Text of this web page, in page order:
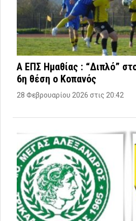
Α ΕΠΣ Ημαθίας : “Διπλό”
6η θέση ο Κοπανός
28 Φεβρουαρίου 2026 στις 20:42